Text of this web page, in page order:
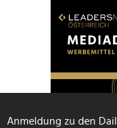
Anmeldung zu den